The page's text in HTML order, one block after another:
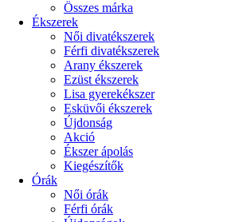
Összes márka
Ékszerek
Női divatékszerek
Férfi divatékszerek
Arany ékszerek
Ezüst ékszerek
Lisa gyerekékszer
Esküvői ékszerek
Újdonság
Akció
Ékszer ápolás
Kiegészítők
Órák
Női órák
Férfi órák